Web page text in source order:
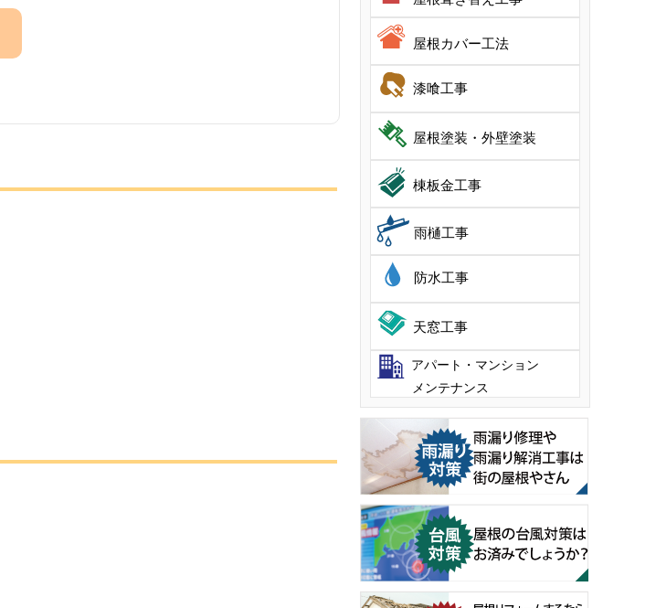
屋根カバー工法
漆喰工事
屋根塗装・外壁塗装
棟板金工事
雨樋工事
防水工事
天窓工事
アパート・マンション
メンテナンス